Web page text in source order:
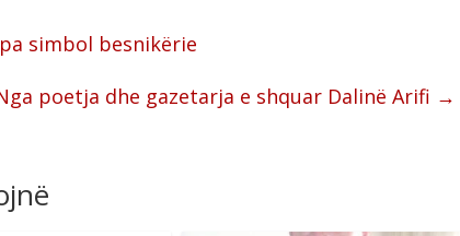
simbol besnikërie
poetja dhe gazetarja e shquar Dalinë Arifi →